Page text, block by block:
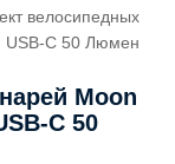
велосипедных
C 50 Люмен
Moon
C 50